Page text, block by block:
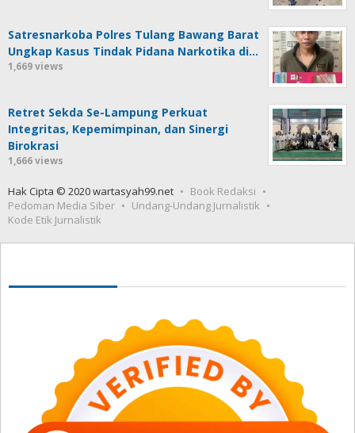
Satresnarkoba Polres Tulang Bawang Barat
Ungkap Kasus Tindak Pidana Narkotika di…
1,669 views
Retret Sekda Se-Lampung Perkuat
Integritas, Kepemimpinan, dan Sinergi
Birokrasi
1,666 views
Hak Cipta © 2020 wartasyah99.net
Book Redaksi
Pedoman Media Siber
Undang-Undang Jurnalistik
Kode Etik Jurnalistik